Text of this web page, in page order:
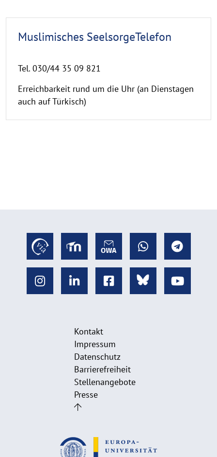
Muslimisches SeelsorgeTelefon
Tel. 030/44 35 09 821
Erreichbarkeit rund um die Uhr (an Dienstagen
auch auf Türkisch)
Kontakt
Impressum
Datenschutz
Barrierefreiheit
Stellenangebote
Presse